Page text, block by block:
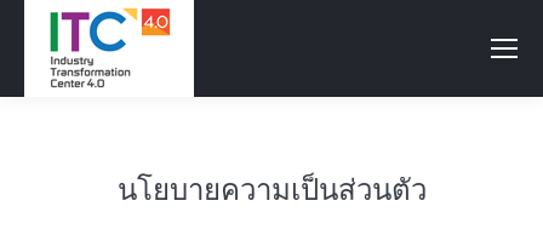
นโยบายความเป็นส่วนตัว